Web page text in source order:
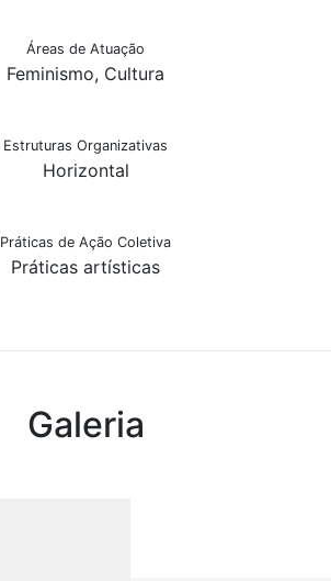
Áreas de Atuação
Feminismo, Cultura
Estruturas Organizativas
Horizontal
Práticas de Ação Coletiva
Práticas artísticas
Galeria